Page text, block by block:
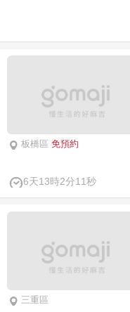
板橋區 免預約
6天13時2分10秒
三重區